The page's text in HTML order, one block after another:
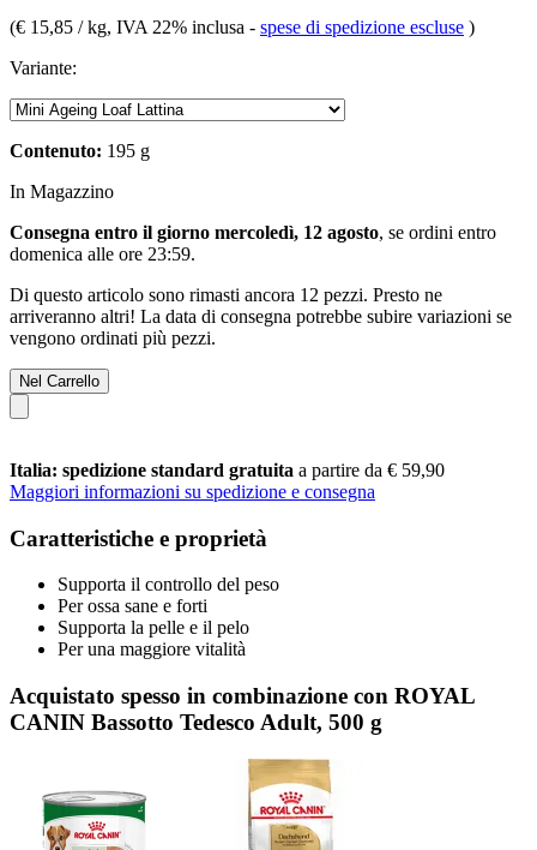
(€ 15,85 / kg, IVA 22% inclusa - spese di spedizione escluse )
Variante:
Contenuto: 195 g
In Magazzino
Consegna entro il giorno mercoledì, 12 agosto, se ordini entro
domenica alle ore 23:59.
Di questo articolo sono rimasti ancora 12 pezzi. Presto ne
arriveranno altri! La data di consegna potrebbe subire variazioni se
vengono ordinati più pezzi.
Nel Carrello
Italia: spedizione standard gratuita a partire da € 59,90
Maggiori informazioni su spedizione e consegna
Caratteristiche e proprietà
Supporta il controllo del peso
Per ossa sane e forti
Supporta la pelle e il pelo
Per una maggiore vitalità
Acquistato spesso in combinazione con ROYAL
CANIN Bassotto Tedesco Adult, 500 g